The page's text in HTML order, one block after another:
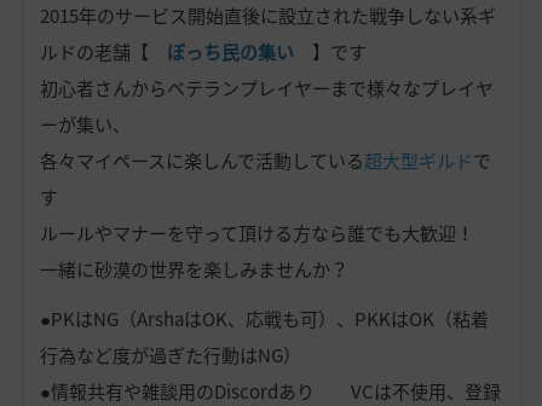
2015年のサービス開始直後に設立された戦争しない系ギ
ルドの老舗【 ぼっち民の集い 】です
初心者さんからベテランプレイヤーまで様々なプレイヤ
ーが集い、
各々マイペースに楽しんで活動している超大型ギルドで
す
ルールやマナーを守って頂ける方なら誰でも大歓迎！
一緒に砂漠の世界を楽しみませんか？
●PKはNG（ArshaはOK、応戦も可）、PKKはOK（粘着
行為など度が過ぎた行動はNG）
●情報共有や雑談用のDiscordあり VCは不使用、登録